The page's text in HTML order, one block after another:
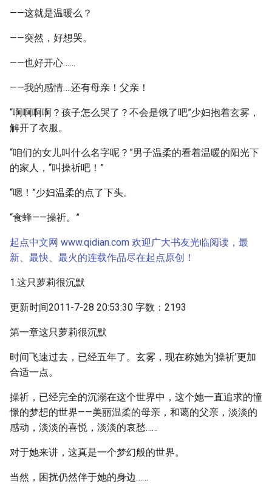
——这就是温暖么？
——突然，好想哭。
——也好开心……
——我的感情….还有母亲！父亲！
“啊啊啊啊？孩子怎么哭了？不会是饿了吧”少妇抱着玄雾，
解开了衣服。
“咱们的女儿叫什么名字呢？”男子温柔的看着温暖的阳光下
的家人，“叫操祈吧！”
“嗯！”少妇温柔的点了下头。
“食蜂——操祈。”
起点中文网 www.qidian.com 欢迎广大书友光临阅读，最
新、最快、最火的连载作品尽在起点原创！
1.这只萝莉很沉默
更新时间2011-7-28 20:53:30 字数：2193
第一章这只萝莉很沉默
时间飞速过去，已经五年了。玄雾，现在称她为‘操祈’更加
合适一点。
操祈，已经完全的沉溺在这个世界中，这个她一直追求的憧
憬的梦想的世界——美丽温柔的母亲，和蔼的父亲，淡淡的
感动，淡淡的喜悦，淡淡的哀愁……
对于她来讲，这真是一个梦幻般的世界。
当然，困扰仍然伴于她的身边……